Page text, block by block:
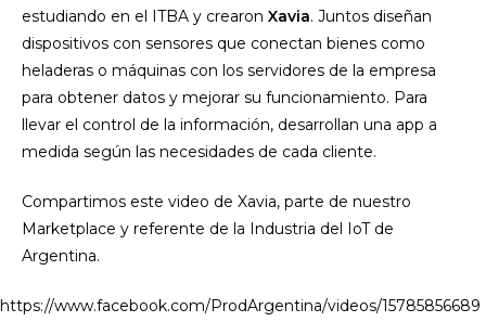
estudiando en el ITBA y crearon Xavia. Juntos diseñan
dispositivos con sensores que conectan bienes como
heladeras o máquinas con los servidores de la empresa
para obtener datos y mejorar su funcionamiento. Para
llevar el control de la información, desarrollan una app a
medida según las necesidades de cada cliente.
Compartimos este video de Xavia, parte de nuestro
Marketplace y referente de la Industria del IoT de
Argentina.
https://www.facebook.com/ProdArgentina/videos/15785856689